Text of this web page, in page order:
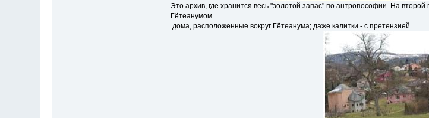
Это архив, где хранится весь "золотой запас" по антропософии. На
Гётеанумом.
дома, расположенные вокруг Гётеанума; даже калитки - с претензией.